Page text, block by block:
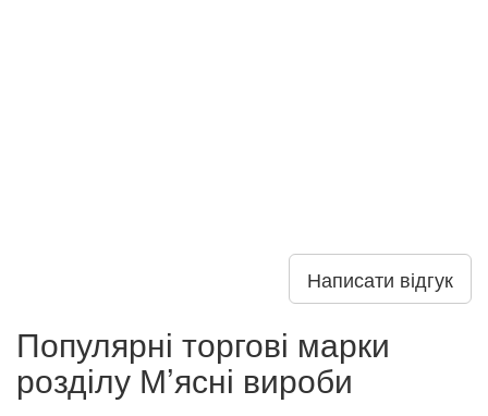
Написати відгук
Популярні торгові марки
розділу М’ясні вироби